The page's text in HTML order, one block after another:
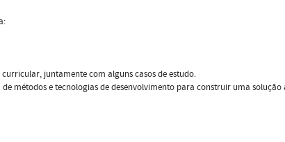
juntamente com alguns casos de estudo.
métodos e tecnologias de desenvolvimento para construir uma